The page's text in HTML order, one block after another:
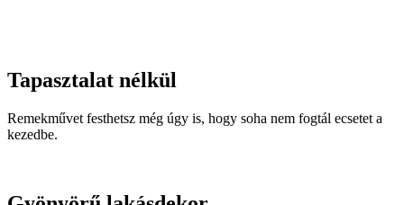
Tapasztalat nélkül
Remekművet festhetsz még úgy is, hogy soha nem fogtál ecsetet a
kezedbe.